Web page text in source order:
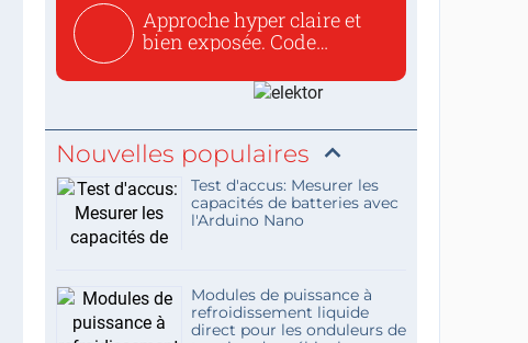
Approche hyper claire et
bien exposée. Code
Nouvelles populaires
Test d'accus: Mesurer les
capacités de batteries avec
l'Arduino Nano
Modules de puissance à
refroidissement liquide
direct pour les onduleurs de